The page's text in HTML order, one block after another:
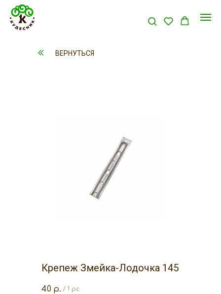
ВЕРНУТЬСЯ
Крепеж Змейка-Лодочка 145
40 р. / 1 pc